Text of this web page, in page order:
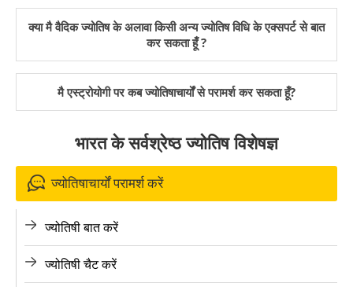
क्या मै वैदिक ज्योतिष के अलावा किसी अन्य ज्योतिष विधि के एक्सपर्ट से बात
कर सकता हूँ ?
मै एस्ट्रोयोगी पर कब ज्योतिषाचार्यों से परामर्श कर सकता हूँ?
भारत के सर्वश्रेष्ठ ज्योतिष विशेषज्ञ
ज्योतिषाचार्यों परामर्श करें
ज्योतिषी बात करें
ज्योतिषी चैट करें